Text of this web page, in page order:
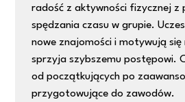
radość z aktywności fizycznej z
spędzania czasu w grupie.
nowe znajomości i motywują się
sprzyja szybszemu postępowi.
od początkujących po
przygotowujące do zawodów.